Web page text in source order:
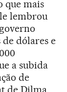
que mais
lembrou
dólares e
a subida
de
de Dilma